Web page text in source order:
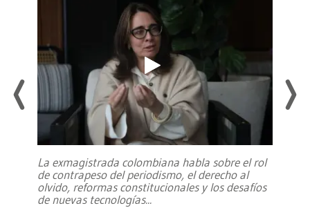
La exmagistrada colombiana habla sobre el rol
de contrapeso del periodismo, el derecho al
olvido, reformas constitucionales y los desafíos
de nuevas tecnologías...